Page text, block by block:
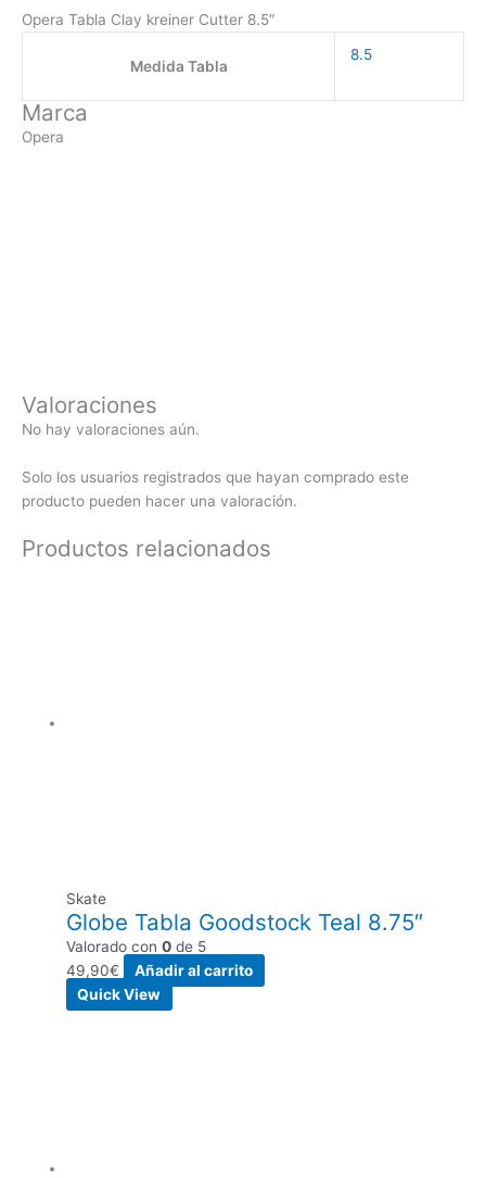
Opera Tabla Clay kreiner Cutter 8.5″
Medida Tabla
8.5
Marca
Opera
Valoraciones
No hay valoraciones aún.
Solo los usuarios registrados que hayan comprado este
producto pueden hacer una valoración.
Productos relacionados
Skate
Globe Tabla Goodstock Teal 8.75″
Valorado con0 de 5
49,90€
Añadir al carrito
Quick View